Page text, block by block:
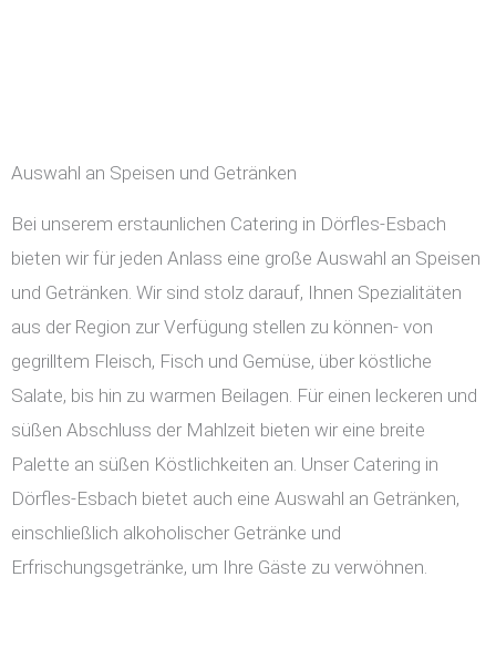
Auswahl an Speisen und Getränken
Bei unserem erstaunlichen Catering in Dörfles-Esbach
bieten wir für jeden Anlass eine große Auswahl an Speisen
und Getränken. Wir sind stolz darauf, Ihnen Spezialitäten
aus der Region zur Verfügung stellen zu können- von
gegrilltem Fleisch, Fisch und Gemüse, über köstliche
Salate, bis hin zu warmen Beilagen. Für einen leckeren und
süßen Abschluss der Mahlzeit bieten wir eine breite
Palette an süßen Köstlichkeiten an. Unser Catering in
Dörfles-Esbach bietet auch eine Auswahl an Getränken,
einschließlich alkoholischer Getränke und
Erfrischungsgetränke, um Ihre Gäste zu verwöhnen.